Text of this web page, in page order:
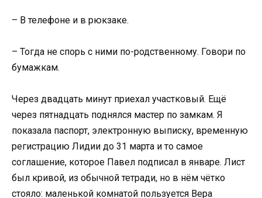
– В телефоне и в рюкзаке.
– Тогда не спорь с ними по-родственному. Говори по
бумажкам.
Через двадцать минут приехал участковый. Ещё
через пятнадцать поднялся мастер по замкам. Я
показала паспорт, электронную выписку, временную
регистрацию Лидии до 31 марта и то самое
соглашение, которое Павел подписал в январе. Лист
был кривой, из обычной тетради, но в нём чётко
стояло: маленькой комнатой пользуется Вера